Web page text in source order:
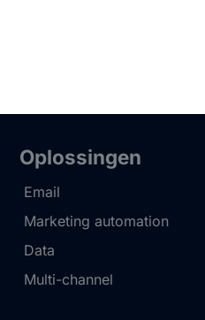
Oplossingen
Email
Marketing automation
Data
Multi-channel